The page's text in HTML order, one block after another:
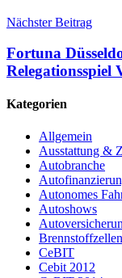
Nächster Beitrag
Fortuna
Relegationsspiel
Kategorien
Allgemein
Ausstattung &
Autobranche
Autonomes
Autoshows
CeBIT
Cebit 2012